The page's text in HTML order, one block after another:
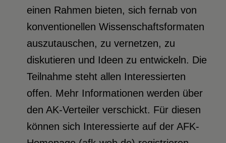
einen Rahmen bieten, sich fernab von
konventionellen Wissenschaftsformaten
auszutauschen, zu vernetzen, zu
diskutieren und Ideen zu entwickeln. Die
Teilnahme steht allen Interessierten
offen. Mehr Informationen werden über
den AK-Verteiler verschickt. Für diesen
können sich Interessierte auf der AFK-